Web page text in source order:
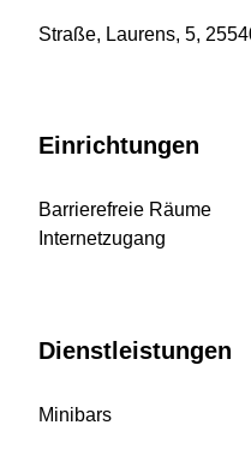
Straße, Laurens, 5,
Einrichtungen
Barrierefreie Räume
Internetzugang
Dienstleistungen
Minibars